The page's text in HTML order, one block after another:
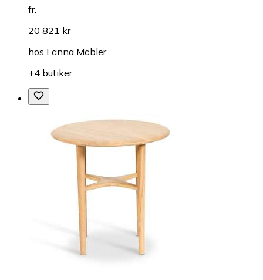
fr.
20 821 kr
hos Länna Möbler
+4 butiker